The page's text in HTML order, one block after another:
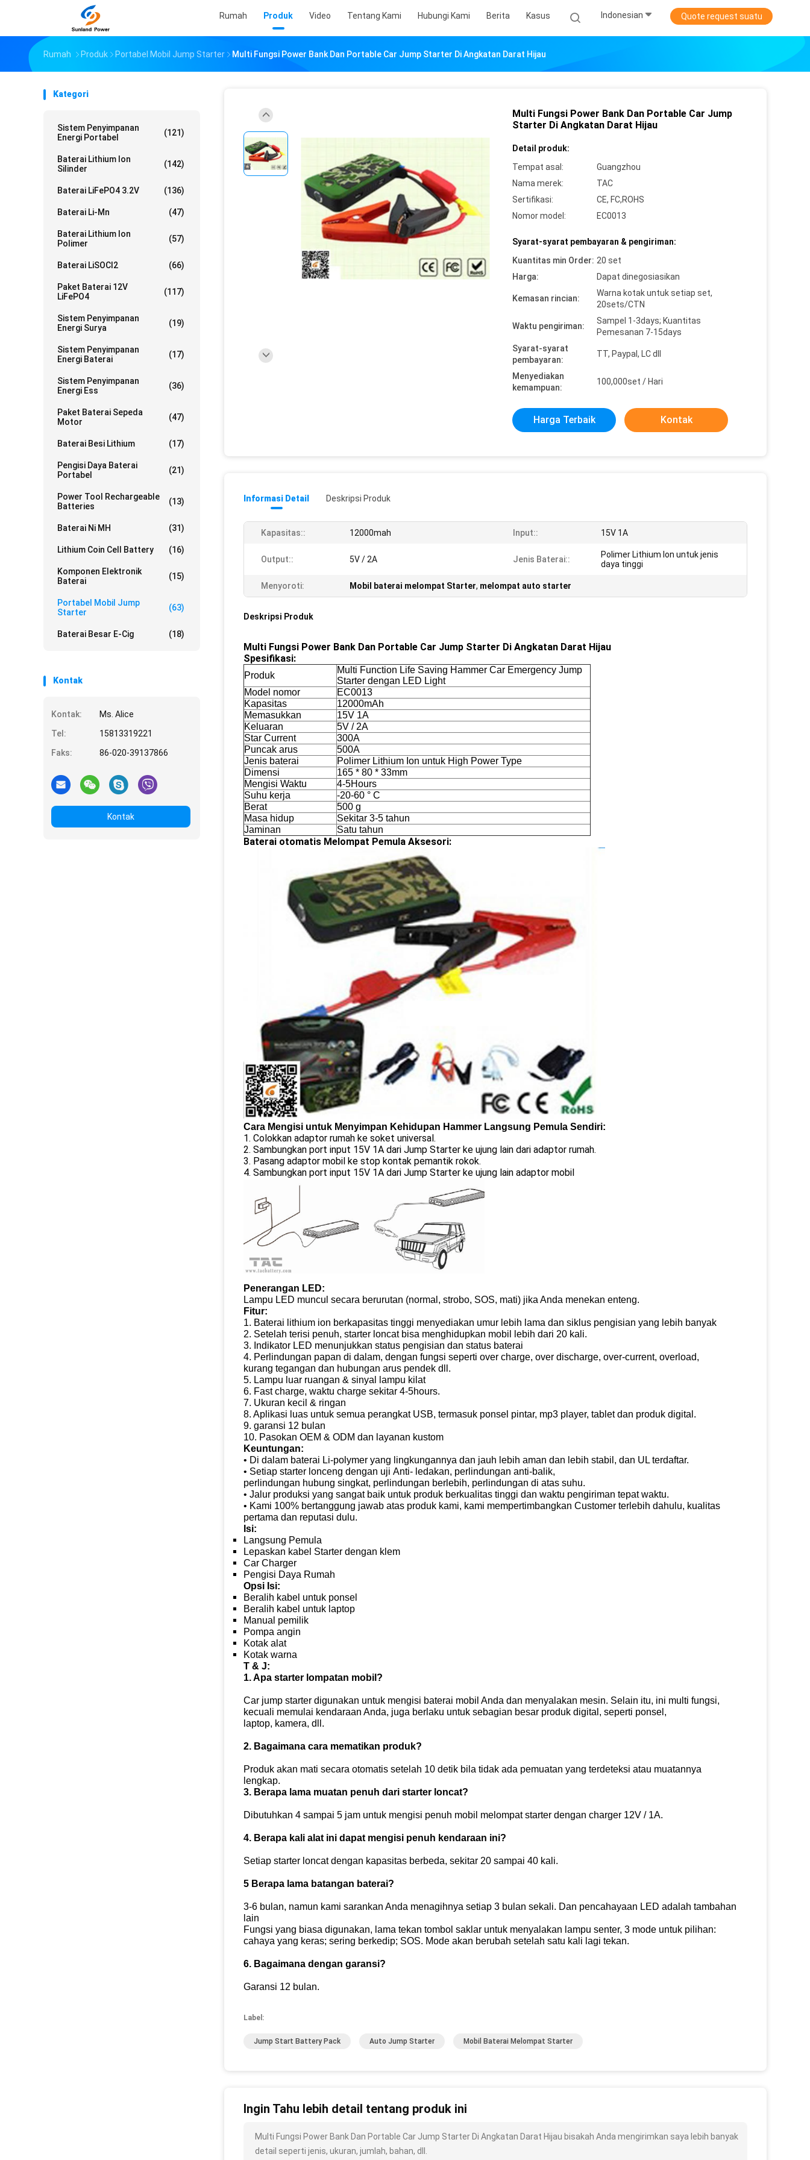
Rumah Produk Video Tentang Kami Hubungi Kami Berita Kasus Indonesian Quote request suatu
Rumah Produk Portabel Mobil Jump Starter Multi Fungsi Power Bank Dan Portable Car Jump Starter Di Angkatan Darat Hijau
Kategori
Sistem Penyimpanan
Energi Portabel
(121)
Baterai Lithium Ion
Silinder
(142)
Baterai LiFePO4 3.2V (136)
Baterai Li-Mn (47)
Baterai Lithium Ion
Polimer
(57)
Baterai LiSOCl2 (66)
Paket Baterai 12V
LiFePO4
(117)
Sistem Penyimpanan
Energi Surya
(19)
Sistem Penyimpanan
Energi Baterai
(17)
Sistem Penyimpanan
Energi Ess
(36)
Paket Baterai Sepeda
Motor
(47)
Baterai Besi Lithium (17)
Pengisi Daya Baterai
Portabel
(21)
Power Tool Rechargeable
Batteries
(13)
Baterai Ni MH (31)
Lithium Coin Cell Battery (16)
Komponen Elektronik
Baterai
(15)
Portabel Mobil Jump
Starter
(63)
Baterai Besar E-Cig (18)
Kontak
Kontak:
Ms. Alice
Tel:
15813319221
Faks:
86-020-39137866
Kontak
Multi Fungsi Power Bank Dan Portable Car Jump
Starter Di Angkatan Darat Hijau
Detail produk:
Tempat asal:
Guangzhou
Nama merek:
TAC
Sertifikasi:
CE, FC,ROHS
Nomor model:
EC0013
Syarat-syarat pembayaran & pengiriman:
Kuantitas min Order: 20 set
Harga:
Dapat dinegosiasikan
Kemasan rincian:
Warna kotak untuk setiap set,
20sets/CTN
Waktu pengiriman:
Sampel 1-3days; Kuantitas
Pemesanan 7-15days
Syarat-syarat
pembayaran:
TT, Paypal, LC dll
Menyediakan
kemampuan:
100,000set / Hari
Harga Terbaik Kontak
Informasi Detail Deskripsi Produk
Kapasitas:: 12000mah Input:: 15V 1A
Output:: 5V / 2A Jenis Baterai::
Polimer Lithium Ion untuk jenis
daya tinggi
Menyoroti: Mobil baterai melompat Starter, melompat auto starter
Deskripsi Produk
Multi Fungsi Power Bank Dan Portable Car Jump Starter Di Angkatan Darat Hijau
Spesifikasi:
Produk
Multi Function Life Saving Hammer Car Emergency Jump
Starter dengan LED Light
Model nomor
EC0013
Kapasitas
12000mAh
Memasukkan
15V 1A
Keluaran
5V / 2A
Star Current
300A
Puncak arus
500A
Jenis baterai
Polimer Lithium Ion untuk High Power Type
Dimensi
165 * 80 * 33mm
Mengisi Waktu
4-5Hours
Suhu kerja
-20-60 ° C
Berat
500 g
Masa hidup
Sekitar 3-5 tahun
Jaminan
Satu tahun
Baterai otomatis Melompat Pemula Aksesori:
Cara Mengisi untuk Menyimpan Kehidupan Hammer Langsung Pemula Sendiri:
1. Colokkan adaptor rumah ke soket universal.
2. Sambungkan port input 15V 1A dari Jump Starter ke ujung lain dari adaptor rumah.
3. Pasang adaptor mobil ke stop kontak pemantik rokok.
4. Sambungkan port input 15V 1A dari Jump Starter ke ujung lain adaptor mobil
Penerangan LED:
Lampu LED muncul secara berurutan (normal, strobo, SOS, mati) jika Anda menekan enteng.
Fitur:
1. Baterai lithium ion berkapasitas tinggi menyediakan umur lebih lama dan siklus pengisian yang lebih banyak
2. Setelah terisi penuh, starter loncat bisa menghidupkan mobil lebih dari 20 kali.
3. Indikator LED menunjukkan status pengisian dan status baterai
4. Perlindungan papan di dalam, dengan fungsi seperti over charge, over discharge, over-current, overload,
kurang tegangan dan hubungan arus pendek dll.
5. Lampu luar ruangan & sinyal lampu kilat
6. Fast charge, waktu charge sekitar 4-5hours.
7. Ukuran kecil & ringan
8. Aplikasi luas untuk semua perangkat USB, termasuk ponsel pintar, mp3 player, tablet dan produk digital.
9. garansi 12 bulan
10. Pasokan OEM & ODM dan layanan kustom
Keuntungan:
• Di dalam baterai Li-polymer yang lingkungannya dan jauh lebih aman dan lebih stabil, dan UL terdaftar.
• Setiap starter lonceng dengan uji Anti- ledakan, perlindungan anti-balik,
perlindungan hubung singkat, perlindungan berlebih, perlindungan di atas suhu.
• Jalur produksi yang sangat baik untuk produk berkualitas tinggi dan waktu pengiriman tepat waktu.
• Kami 100% bertanggung jawab atas produk kami, kami mempertimbangkan Customer terlebih dahulu, kualitas
pertama dan reputasi dulu.
Isi:
Langsung Pemula
Lepaskan kabel Starter dengan klem
Car Charger
Pengisi Daya Rumah
Opsi Isi:
Beralih kabel untuk ponsel
Beralih kabel untuk laptop
Manual pemilik
Pompa angin
Kotak alat
Kotak warna
T & J:
1. Apa starter lompatan mobil?
Car jump starter digunakan untuk mengisi baterai mobil Anda dan menyalakan mesin. Selain itu, ini multi fungsi,
kecuali memulai kendaraan Anda, juga berlaku untuk sebagian besar produk digital, seperti ponsel,
laptop, kamera, dll.
2. Bagaimana cara mematikan produk?
Produk akan mati secara otomatis setelah 10 detik bila tidak ada pemuatan yang terdeteksi atau muatannya
lengkap.
3. Berapa lama muatan penuh dari starter loncat?
Dibutuhkan 4 sampai 5 jam untuk mengisi penuh mobil melompat starter dengan charger 12V / 1A.
4. Berapa kali alat ini dapat mengisi penuh kendaraan ini?
Setiap starter loncat dengan kapasitas berbeda, sekitar 20 sampai 40 kali.
5 Berapa lama batangan baterai?
3-6 bulan, namun kami sarankan Anda menagihnya setiap 3 bulan sekali. Dan pencahayaan LED adalah tambahan
lain
Fungsi yang biasa digunakan, lama tekan tombol saklar untuk menyalakan lampu senter, 3 mode untuk pilihan:
cahaya yang keras; sering berkedip; SOS. Mode akan berubah setelah satu kali lagi tekan.
6. Bagaimana dengan garansi?
Garansi 12 bulan.
Label:
Jump Start Battery Pack Auto Jump Starter Mobil Baterai Melompat Starter
Ingin Tahu lebih detail tentang produk ini
Multi Fungsi Power Bank Dan Portable Car Jump Starter Di Angkatan Darat Hijau bisakah Anda mengirimkan saya lebih banyak
detail seperti jenis, ukuran, jumlah, bahan, dll.